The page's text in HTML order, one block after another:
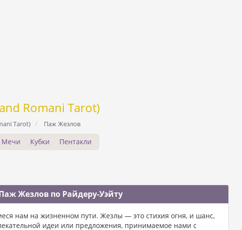
Romani Tarot)
Tarot) Паж Жезлов
Мечи Кубки Пентакли
Жезлов по Райдеру-Уэйту
нам на жизненном пути. Жезлы — это стихия огня, и шанс,
идеи или предложения, принимаемое нами с